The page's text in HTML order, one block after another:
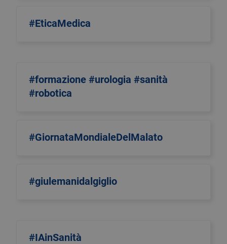
#EticaMedica
#formazione #urologia #sanità
#robotica
#GiornataMondialeDelMalato
#giulemanidalgiglio
#IAinSanità